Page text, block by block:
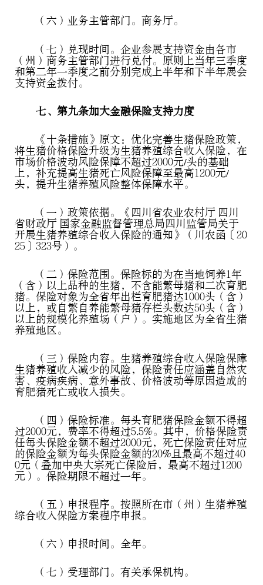
（六）业务主管部门。商务厅。
（七）兑现时间。企业参展支持资金由各市
（州）商务主管部门进行兑付。原则上当年三季度
和第二年一季度之前分别完成上半年和下半年展会
支持资金拨付。
七、第九条加大金融保险支持力度
《十条措施》原文：优化完善生猪保险政策，
将生猪价格保险升级为生猪养殖综合收入保险，在
市场价格波动风险保障不超过2000元/头的基础
上，补充提高生猪死亡风险保障至最高1200元/
头，提升生猪养殖风险整体保障水平。
（一）政策依据。《四川省农业农村厅 四川
省财政厅 国家金融监督管理总局四川监管局关于
开展生猪养殖综合收入保险的通知》（川农函〔20
25〕323号）。
（二）保险范围。保险标的为在当地饲养1年
（含）以上品种的生猪，不含能繁母猪和二次育肥
猪。保险对象为全省年出栏育肥猪达1000头（含）
以上，或自繁自养能繁母猪存栏头数达50头（含）
以上的规模化养殖场（户）。实施地区为全省生猪
养殖地区。
（三）保险内容。生猪养殖综合收入保险保障
生猪养殖收入减少的风险，保险责任应涵盖自然灾
害、疫病疾病、意外事故、价格波动等原因造成的
育肥猪死亡或收入损失。
（四）保险标准。每头育肥猪保险金额不得超
过2000元，费率不得超过5.5%。其中，价格保险责
任每头保险金额不超过2000元，死亡保险责任对应
的保险金额为每头保险金额的20%且最高不超过40
0元（叠加中央大宗死亡保险后，最高不超过1200
元）。保险期限不超过一年。
（五）申报程序。按照所在市（州）生猪养殖
综合收入保险方案程序申报。
（六）申报时间。全年。
（七）受理部门。有关承保机构。